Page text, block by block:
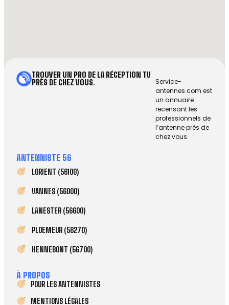
TROUVER UN PRO DE LA RÉCEPTION TV
PRÈS DE CHEZ VOUS.
Service-
antennes.com est
un annuaire
recensant les
professionnels de
l’antenne près de
chez vous.
ANTENNISTE 56
LORIENT (56100)
VANNES (56000)
LANESTER (56600)
PLOEMEUR (56270)
HENNEBONT (56700)
À PROPOS
POUR LES ANTENNISTES
MENTIONS LÉGALES